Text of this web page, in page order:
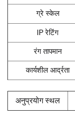
ग्रे स्केल
IP रेटिंग
रंग तापमान
कार्यशील आर्द्रता
अनुप्रयोग स्थल